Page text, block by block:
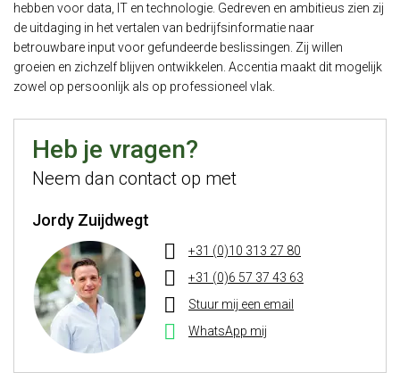
hebben voor data, IT en technologie. Gedreven en ambitieus zien zij
de uitdaging in het vertalen van bedrijfsinformatie naar
betrouwbare input voor gefundeerde beslissingen. Zij willen
groeien en zichzelf blijven ontwikkelen. Accentia maakt dit mogelijk
zowel op persoonlijk als op professioneel vlak.
Heb je vragen?
Neem dan contact op met
Jordy Zuijdwegt
+31 (0)10 313 27 80
+31 (0)6 57 37 43 63
Stuur mij een email
WhatsApp mij